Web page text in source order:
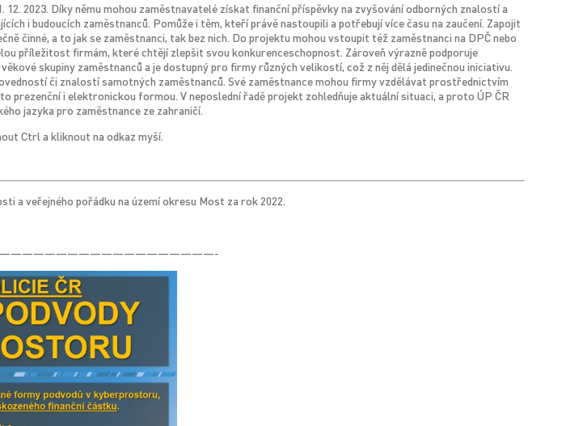
12. 2023. Díky němu mohou zaměstnavatelé získat finanční příspěvky na zvyšování odborných znalostí a
i budoucích zaměstnanců. Pomůže i těm, kteří právě nastoupili a potřebují více času na zaučení. Zapojit
činné, a to jak se zaměstnanci, tak bez nich. Do projektu mohou vstoupit též zaměstnanci na DPČ nebo
příležitost firmám, které chtějí zlepšit svou konkurenceschopnost. Zároveň výrazně podporuje
skupiny zaměstnanců a je dostupný pro firmy různých velikostí, což z něj dělá jedinečnou iniciativu.
či znalostí samotných zaměstnanců. Své zaměstnance mohou firmy vzdělávat prostřednictvím
prezenční i elektronickou formou. V neposlední řadě projekt zohledňuje aktuální situaci, a proto ÚP ČR
jazyka pro zaměstnance ze zahraničí.
Ctrl a kliknout na odkaz myší.
a veřejného pořádku na území okresu Most za rok 2022.